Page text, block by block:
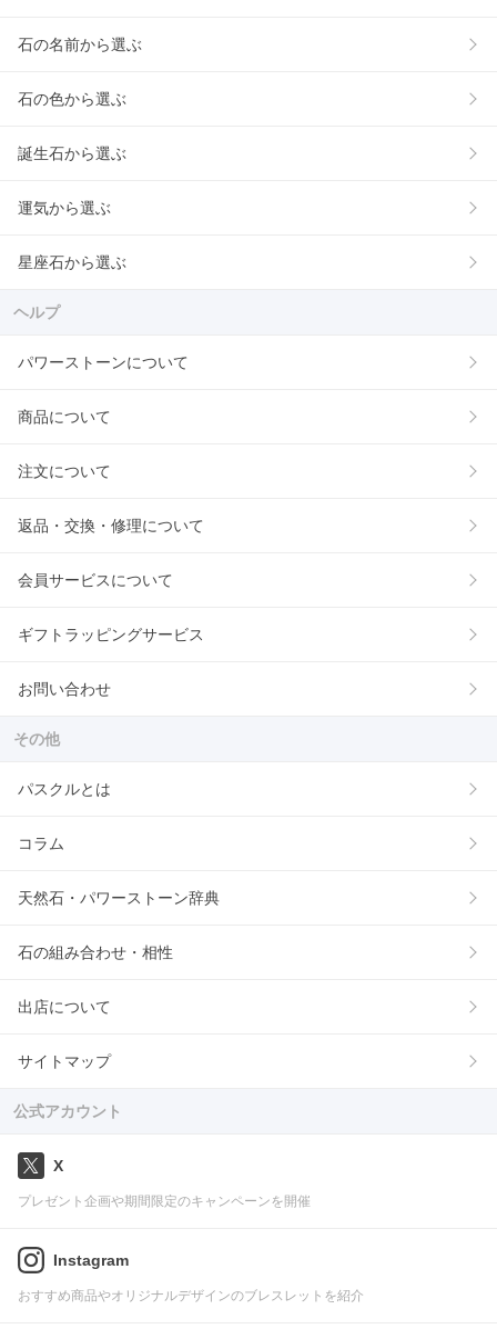
石の名前から選ぶ
石の色から選ぶ
誕生石から選ぶ
運気から選ぶ
星座石から選ぶ
ヘルプ
パワーストーンについて
商品について
注文について
返品・交換・修理について
会員サービスについて
ギフトラッピングサービス
お問い合わせ
その他
パスクルとは
コラム
天然石・パワーストーン辞典
石の組み合わせ・相性
出店について
サイトマップ
公式アカウント
X
プレゼント企画や期間限定のキャンペーンを開催
Instagram
おすすめ商品やオリジナルデザインのブレスレットを紹介